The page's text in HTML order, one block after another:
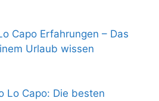
Capo Erfahrungen – Das
Urlaub wissen
Lo Capo: Die besten